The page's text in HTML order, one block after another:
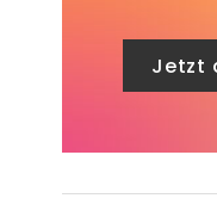
Jetzt